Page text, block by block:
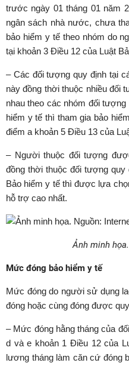
trước ngày 01 tháng 01 năm
ngân sách nhà nước, chưa
bảo hiểm y tế theo nhóm do
tại khoản 3 Điều 12 của Luật
– Các đối tượng quy định tại
này đồng thời thuộc nhiều đối
nhau theo các nhóm đối
hiểm y tế thì tham gia bảo
điểm a khoản 5 Điều 13 của
– Người thuộc đối tượng
đồng thời thuộc đối tượng
Bảo hiểm y tế thì được lựa
hỗ trợ cao nhất.
Ảnh minh
Mức đóng bảo hiểm y tế
Mức đóng do người sử dụng
đóng hoặc cùng đóng được
– Mức đóng hằng tháng của
d và e khoản 1 Điều 12 của
lương tháng làm căn cứ đóng